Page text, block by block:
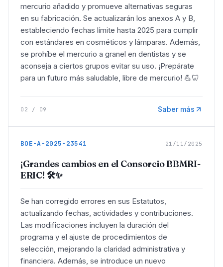
mercurio añadido y promueve alternativas seguras
en su fabricación. Se actualizarán los anexos A y B,
estableciendo fechas límite hasta 2025 para cumplir
con estándares en cosméticos y lámparas. Además,
se prohíbe el mercurio a granel en dentistas y se
aconseja a ciertos grupos evitar su uso. ¡Prepárate
para un futuro más saludable, libre de mercurio! 💪🦷
02 / 09 Saber más
BOE-A-2025-23541 21/11/2025
¡Grandes cambios en el Consorcio BBMRI-
ERIC! 🛠️✨
Se han corregido errores en sus Estatutos,
actualizando fechas, actividades y contribuciones.
Las modificaciones incluyen la duración del
programa y el ajuste de procedimientos de
selección, mejorando la claridad administrativa y
financiera. Además, se introduce un nuevo